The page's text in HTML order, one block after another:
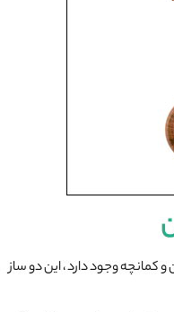
کمانچه وجود دارد، این دو ساز